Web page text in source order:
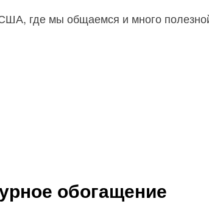
где мы общаемся и много
обогащение